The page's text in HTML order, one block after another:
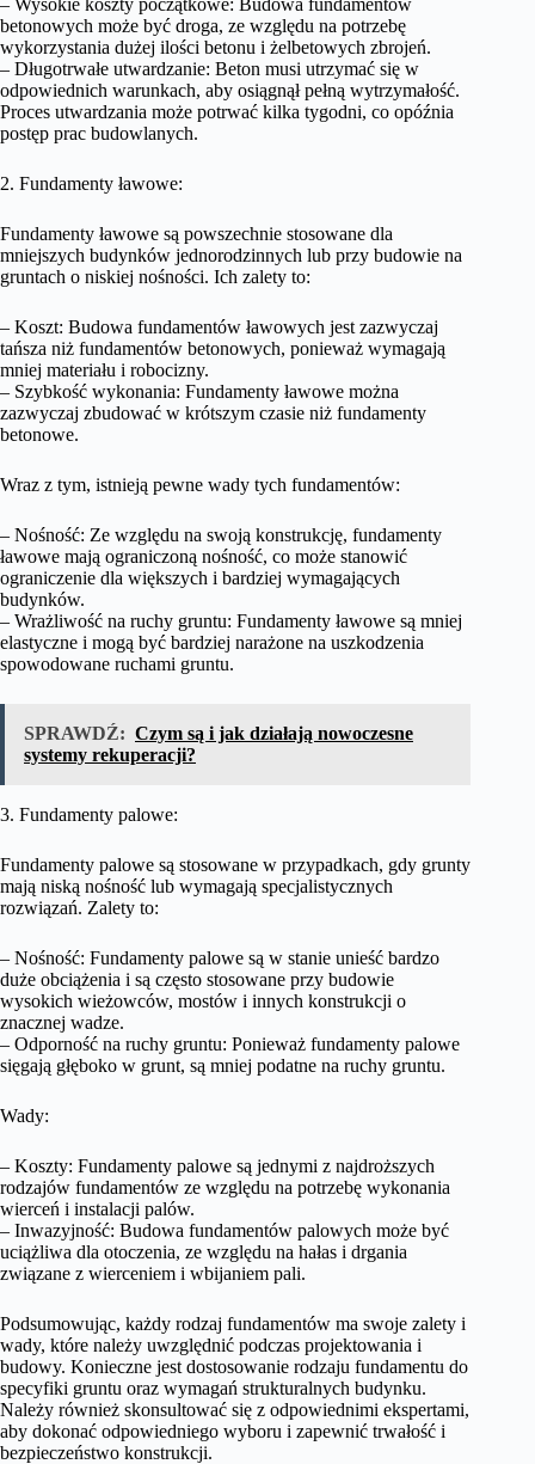
– Wysokie koszty początkowe: Budowa fundamentów
betonowych może być droga, ze względu na potrzebę
wykorzystania dużej ilości betonu i żelbetowych zbrojeń.
– Długotrwałe utwardzanie: Beton musi utrzymać się w
odpowiednich warunkach, aby osiągnął pełną wytrzymałość.
Proces utwardzania może potrwać kilka tygodni, co opóźnia
postęp prac budowlanych.
2. Fundamenty ławowe:
Fundamenty ławowe są powszechnie stosowane dla
mniejszych budynków jednorodzinnych lub przy budowie na
gruntach o niskiej nośności. Ich zalety to:
– Koszt: Budowa fundamentów ławowych jest zazwyczaj
tańsza niż fundamentów betonowych, ponieważ wymagają
mniej materiału i robocizny.
– Szybkość wykonania: Fundamenty ławowe można
zazwyczaj zbudować w krótszym czasie niż fundamenty
betonowe.
Wraz z tym, istnieją pewne wady tych fundamentów:
– Nośność: Ze względu na swoją konstrukcję, fundamenty
ławowe mają ograniczoną nośność, co może stanowić
ograniczenie dla większych i bardziej wymagających
budynków.
– Wrażliwość na ruchy gruntu: Fundamenty ławowe są mniej
elastyczne i mogą być bardziej narażone na uszkodzenia
spowodowane ruchami gruntu.
SPRAWDŹ: Czym są i jak działają nowoczesne
systemy rekuperacji?
3. Fundamenty palowe:
Fundamenty palowe są stosowane w przypadkach, gdy grunty
mają niską nośność lub wymagają specjalistycznych
rozwiązań. Zalety to:
– Nośność: Fundamenty palowe są w stanie unieść bardzo
duże obciążenia i są często stosowane przy budowie
wysokich wieżowców, mostów i innych konstrukcji o
znacznej wadze.
– Odporność na ruchy gruntu: Ponieważ fundamenty palowe
sięgają głęboko w grunt, są mniej podatne na ruchy gruntu.
Wady:
– Koszty: Fundamenty palowe są jednymi z najdroższych
rodzajów fundamentów ze względu na potrzebę wykonania
wierceń i instalacji palów.
– Inwazyjność: Budowa fundamentów palowych może być
uciążliwa dla otoczenia, ze względu na hałas i drgania
związane z wierceniem i wbijaniem pali.
Podsumowując, każdy rodzaj fundamentów ma swoje zalety i
wady, które należy uwzględnić podczas projektowania i
budowy. Konieczne jest dostosowanie rodzaju fundamentu do
specyfiki gruntu oraz wymagań strukturalnych budynku.
Należy również skonsultować się z odpowiednimi ekspertami,
aby dokonać odpowiedniego wyboru i zapewnić trwałość i
bezpieczeństwo konstrukcji.